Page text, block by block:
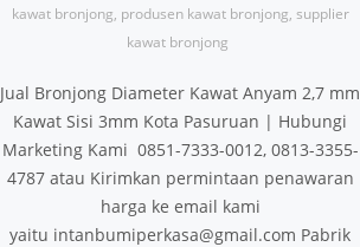
kawat bronjong, produsen kawat bronjong, supplier
kawat bronjong
Jual Bronjong Diameter Kawat Anyam 2,7 mm
Kawat Sisi 3mm Kota Pasuruan | Hubungi
Marketing Kami 0851-7333-0012, 0813-3355-
4787 atau Kirimkan permintaan penawaran
harga ke email kami
yaitu intanbumiperkasa@gmail.com Pabrik